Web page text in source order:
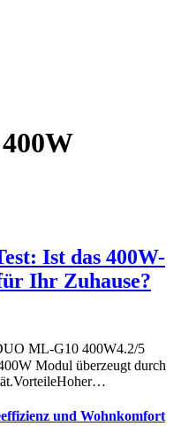
Ist das 400W-
Ihr Zuhause?
ML-G10 400W4.2/5
Modul überzeugt durch
und Wohnkomfort